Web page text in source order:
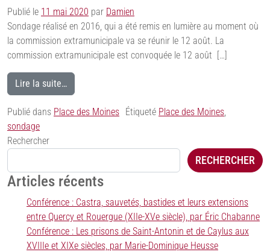
Publié le 11 mai 2020 par Damien
Sondage réalisé en 2016, qui a été remis en lumière au moment où
la commission extramunicipale va se réunir le 12 août. La
commission extramunicipale est convoquée le 12 août […]
Lire la suite…
Publié dans Place des Moines Étiqueté Place des Moines,
sondage
Rechercher
RECHERCHER
Articles récents
Conférence : Castra, sauvetés, bastides et leurs extensions
entre Quercy et Rouergue (XIIe-XVe siècle), par Éric Chabanne
Conférence : Les prisons de Saint-Antonin et de Caylus aux
XVIIIe et XIXe siècles, par Marie-Dominique Heusse